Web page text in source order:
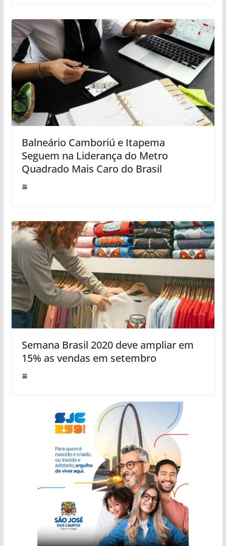
Balneário Camboriú e Itapema
Seguem na Liderança do Metro
Quadrado Mais Caro do Brasil
Semana Brasil 2020 deve ampliar em
15% as vendas em setembro